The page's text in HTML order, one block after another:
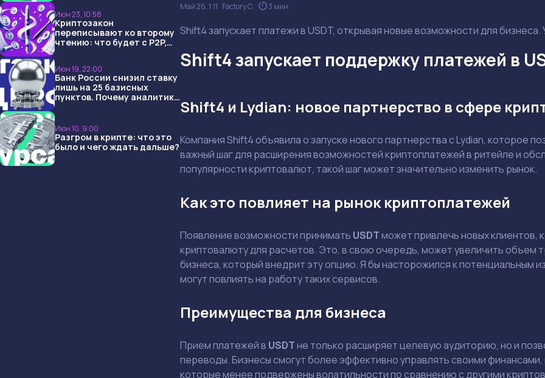
Июн 23, 10:58
Криптозакон
переписывают ко второму
чтению: что будет с P2P,
Июн 19, 22:00
Банк России снизил ставку
лишь на 25 базисных
пунктов. Почему аналитики
Июн 10, 9:00
Разгром в крипте: что это
было и чего ждать дальше?
Май 26, 1:11 Factory C. 3 мин
Shift4 запускает платежи в USDT, открывая новые возможности для
Shift4 запускает поддержку платежей в
Shift4 и Lydian: новое партнерство в сфере
Компания Shift4 объявила о запуске нового партнерства с Lydian, которое
важный шаг для расширения возможностей криптоплатежей в ритейле и
популярности криптовалют, такой шаг может значительно изменить рынок.
Как это повлияет на рынок криптоплатежей
Появление возможности принимать USDTможет привлечь новых клиентов,
криптовалюту для расчетов. Это, в свою очередь, может увеличить объем
бизнеса, который внедрит эту опцию. Я бы насторожился к потенциальным
могут повлиять на работу таких сервисов.
Преимущества для бизнеса
Прием платежей в USDTне только расширяет целевую аудиторию, но и
переводы. Бизнесы смогут более эффективно управлять своими
которые менее подвержены волатильности по сравнению с другими
Задать вопрос эксперту
Выбрать эксперта
Ваш e-mail не будет опубликован